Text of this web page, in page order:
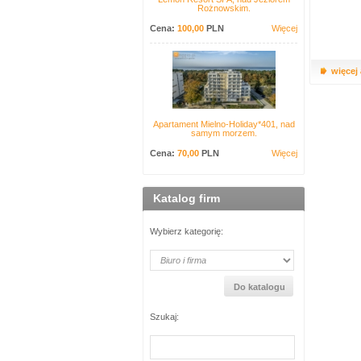
Rożnowskim.
Cena: 100,00 PLN Więcej
Apartament Mielno-Holiday*401, nad
samym morzem.
Cena: 70,00 PLN Więcej
Katalog firm
Wybierz kategorię:
Szukaj:
więcej